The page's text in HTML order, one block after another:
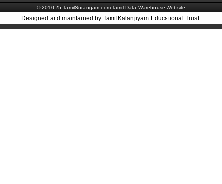
© 2010-25 TamilSurangam.com Tamil Data Warehouse Website
Designed and maintained by TamilKalanjiyam Educational Trust.